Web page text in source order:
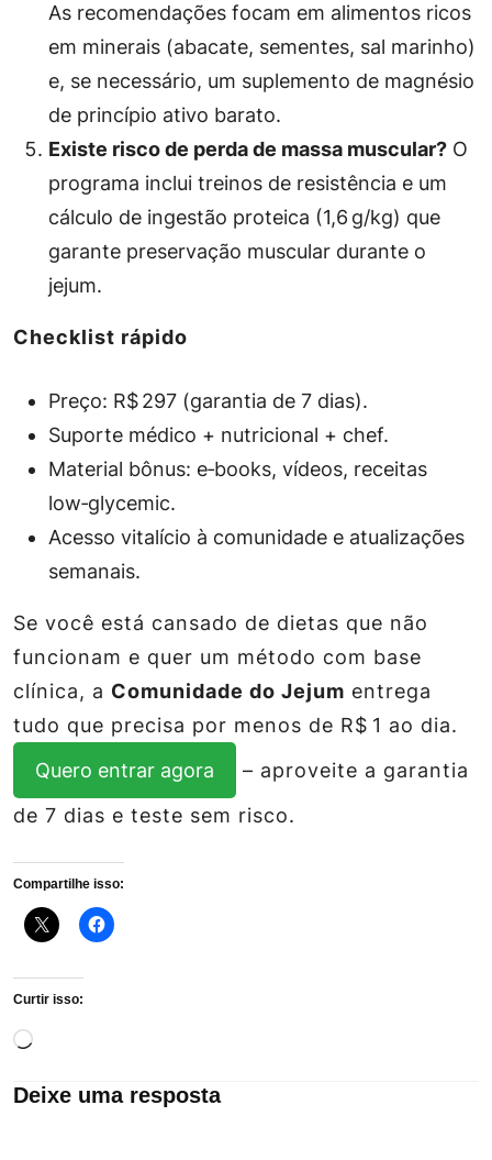
As recomendações focam em alimentos ricos
em minerais (abacate, sementes, sal marinho)
e, se necessário, um suplemento de magnésio
de princípio ativo barato.
Existe risco de perda de massa muscular? O
programa inclui treinos de resistência e um
cálculo de ingestão proteica (1,6 g/kg) que
garante preservação muscular durante o
jejum.
Checklist rápido
Preço: R$ 297 (garantia de 7 dias).
Suporte médico + nutricional + chef.
Material bônus: e‑books, vídeos, receitas
low‑glycemic.
Acesso vitalício à comunidade e atualizações
semanais.
Se você está cansado de dietas que não
funcionam e quer um método com base
clínica, a Comunidade do Jejum entrega
tudo que precisa por menos de R$ 1 ao dia.
Quero entrar agora
– aproveite a garantia
de 7 dias e teste sem risco.
Compartilhe isso:
Curtir isso:
Carregando...
Deixe uma resposta